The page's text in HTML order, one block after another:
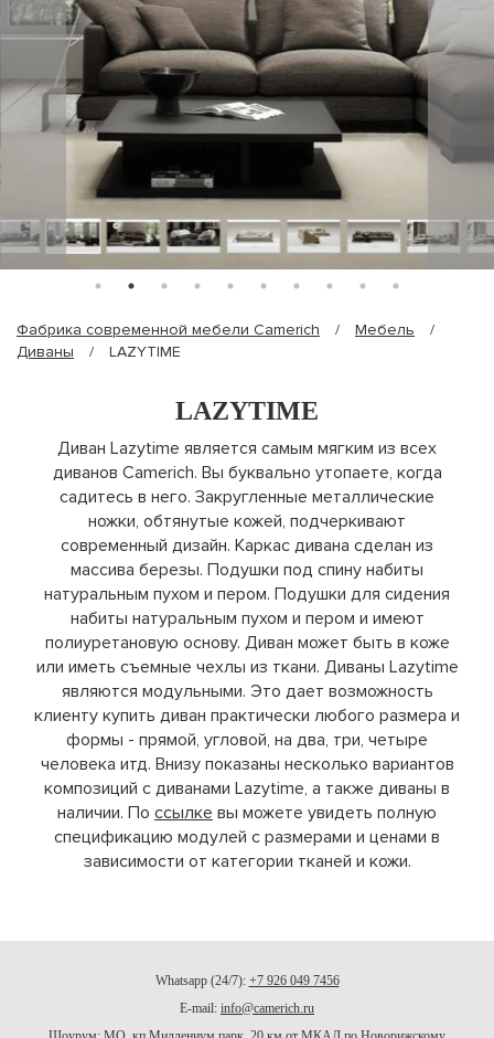
Фабрика современной мебели Camerich / Мебель
/
Диваны
/ LAZYTIME
LAZYTIME
Диван Lazytime является самым мягким из всех
диванов Camerich. Вы буквально утопаете, когда
садитесь в него. Закругленные металлические
ножки, обтянутые кожей, подчеркивают
современный дизайн. Каркас дивана сделан из
массива березы. Подушки под спину набиты
натуральным пухом и пером. Подушки для сидения
набиты натуральным пухом и пером и имеют
полиуретановую основу. Диван может быть в коже
или иметь съемные чехлы из ткани. Диваны Lazytime
являются модульными. Это дает возможность
клиенту купить диван практически любого размера и
формы - прямой, угловой, на два, три, четыре
человека итд. Внизу показаны несколько вариантов
композиций с диванами Lazytime, а также диваны в
наличии. По ссылке вы можете увидеть полную
спецификацию модулей с размерами и ценами в
зависимости от категории тканей и кожи.
Whatsapp (24/7): +7 926 049 7456
E-mail: info@camerich.ru